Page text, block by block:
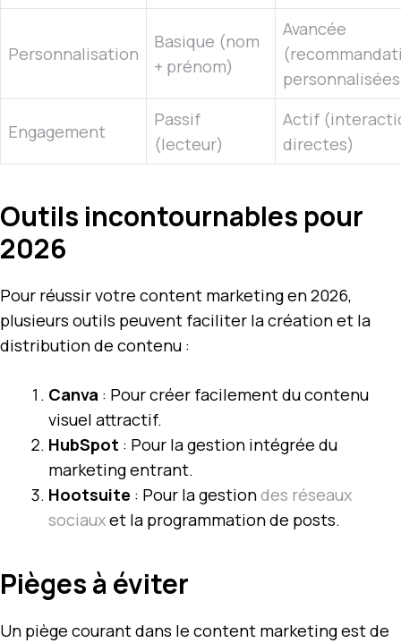
Personnalisation
Basique (nom
+ prénom)
Avancée
Engagement
Passif
(lecteur)
Actif
directes)
Outils incontournables pour
2026
Pour réussir votre content marketing en 2026,
plusieurs outils peuvent faciliter la création et la
distribution de contenu :
Canva : Pour créer facilement du contenu
visuel attractif.
HubSpot : Pour la gestion intégrée du
marketing entrant.
Hootsuite : Pour la gestiondes réseaux
sociauxet la programmation de posts.
Pièges à éviter
Un piège courant dans le content marketing est de